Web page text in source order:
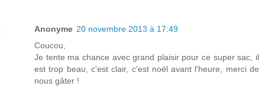
Anonyme 20 novembre 2013 à 17:49
Coucou,
Je tente ma chance avec grand plaisir pour ce super sac, il
est trop beau, c'est clair, c'est noël avant l'heure, merci de
nous gâter !